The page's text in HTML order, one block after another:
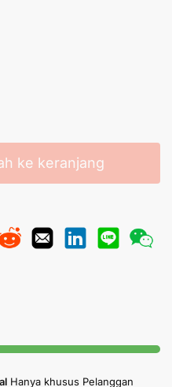
ke keranjang
Hanya khusus Pelanggan